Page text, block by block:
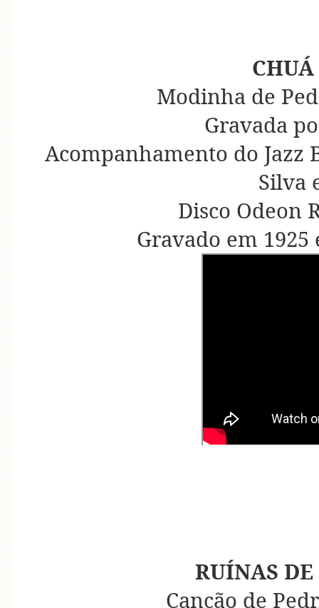
Modinha de
Gravada
Acompanhamento do Jazz
Silva
Disco Odeon
Gravado em 1925
RUÍNAS
Canção de